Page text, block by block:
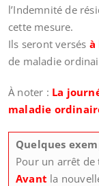
l’Indemnité de
cette mesure.
Ils seront versés à
de maladie
À noter : La
maladie
Quelques
Pour un arrêt
Avant la